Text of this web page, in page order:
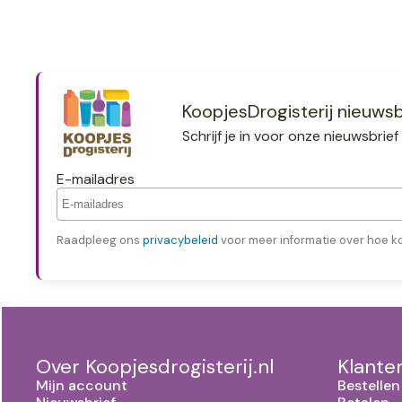
KoopjesDrogisterij
Schrijf je in voor onze
E-mailadres
Raadpleeg ons privacybeleid voor meer informatie over hoe
Over Koopjesdrogisterij.nl
Mijn account
Bestellen